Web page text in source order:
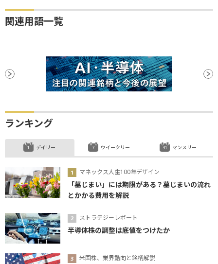
関連用語一覧
ランキング
デイリー
マネックス人生100年デザイン
「墓じまい」には期限がある？墓じまいの流れ
とかかる費用を解説
ストラテジーレポート
半導体株の調整は底値をつけたか
米国株、業界動向と銘柄解説
ウイークリー マンスリー